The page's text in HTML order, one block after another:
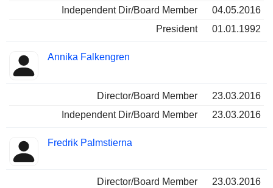
Independent Dir/Board Member
04.05.2016
President
01.01.1992
Annika Falkengren
Director/Board Member
23.03.2016
Independent Dir/Board Member
23.03.2016
Fredrik Palmstierna
Director/Board Member
23.03.2016